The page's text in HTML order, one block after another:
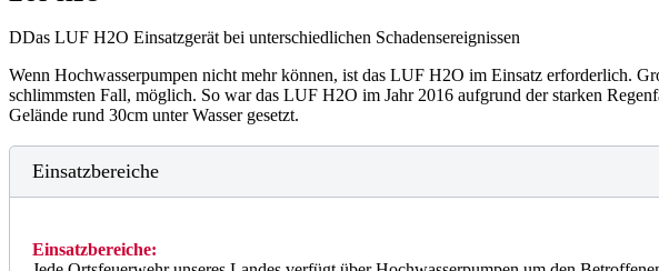
DDas LUF H2O Einsatzgerät bei unterschiedlichen Schadensereignissen
Wenn Hochwasserpumpen nicht mehr können, ist das LUF H2O im Einsatz erforderlich.
schlimmsten Fall, möglich. So war das LUF H2O im Jahr 2016 aufgrund der starken
Gelände rund 30cm unter Wasser gesetzt.
Einsatzbereiche
Einsatzbereiche: